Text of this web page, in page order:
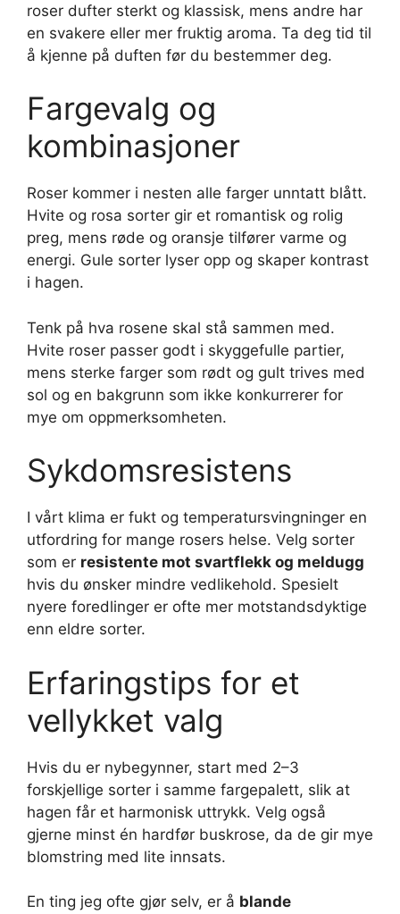
roser dufter sterkt og klassisk, mens andre har
en svakere eller mer fruktig aroma. Ta deg tid til
å kjenne på duften før du bestemmer deg.
Fargevalg og
kombinasjoner
Roser kommer i nesten alle farger unntatt blått.
Hvite og rosa sorter gir et romantisk og rolig
preg, mens røde og oransje tilfører varme og
energi. Gule sorter lyser opp og skaper kontrast
i hagen.
Tenk på hva rosene skal stå sammen med.
Hvite roser passer godt i skyggefulle partier,
mens sterke farger som rødt og gult trives med
sol og en bakgrunn som ikke konkurrerer for
mye om oppmerksomheten.
Sykdomsresistens
I vårt klima er fukt og temperatursvingninger en
utfordring for mange rosers helse. Velg sorter
som er resistente mot svartflekk og meldugg
hvis du ønsker mindre vedlikehold. Spesielt
nyere foredlinger er ofte mer motstandsdyktige
enn eldre sorter.
Erfaringstips for et
vellykket valg
Hvis du er nybegynner, start med 2–3
forskjellige sorter i samme fargepalett, slik at
hagen får et harmonisk uttrykk. Velg også
gjerne minst én hardfør buskrose, da de gir mye
blomstring med lite innsats.
En ting jeg ofte gjør selv, er å blande